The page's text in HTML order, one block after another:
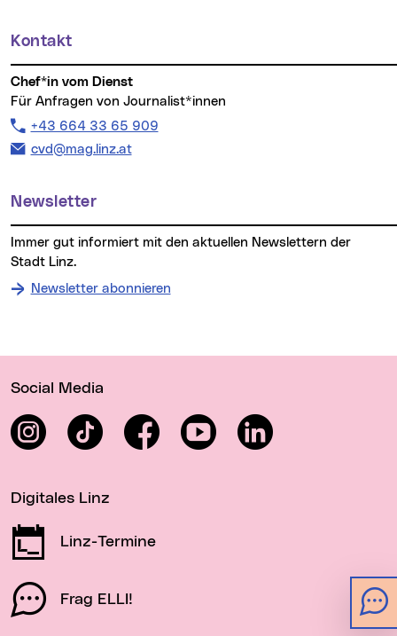
Kontakt
Chef*in vom Dienst
Für Anfragen von Journalist*innen
Telefon:
+43 664 33 65 909
E-Mail Adresse:
cvd@mag.linz.at
Newsletter
Stadt Linz.
Newsletter abonnieren
Social Media
InstagramTikTok FacebookYouTube LinkedIn
Digitales Linz
Linz-Termine
Frag ELLI!